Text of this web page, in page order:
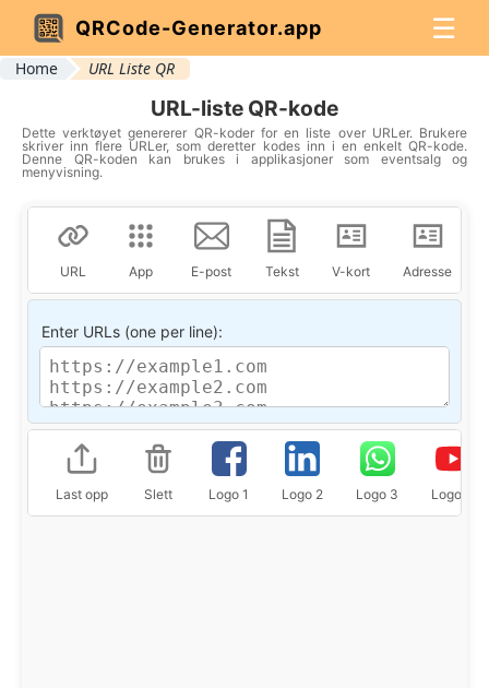
QRCode-Generator.app ☰
Home URL Liste QR
URL-liste QR-kode
Dette verktøyet genererer QR-koder for en liste over URLer. Brukere
skriver inn flere URLer, som deretter kodes inn i en enkelt QR-kode.
Denne QR-koden kan brukes i applikasjoner som eventsalg og
menyvisning.
URL App E-post Tekst V-kort Adresse
Enter URLs (one per line):
Last opp Slett Logo 1 Logo 2 Logo 3 Logo 4